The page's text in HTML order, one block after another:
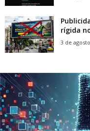
rígida
3 de